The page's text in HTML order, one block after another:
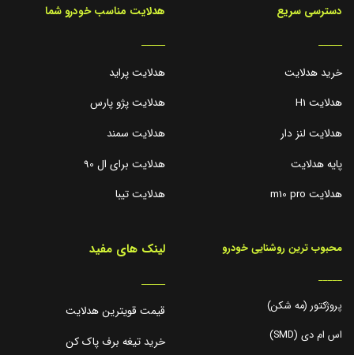
دسترسی سریع
_____
خرید هدلایت
هدلایت H1
هدلایت لنز دار
پایه هدلایت
هدلایت m10 pro
هدلایت مناسب خودرو شما
_____
هدلایت پراید
هدلایت پژو پارس
هدلایت سمند
هدلایت برای ال 90
هدلایت تیبا
محبوب ترین روشنایی خودرو
_____
پروژکتور (مه شکن)
اس ام دی (SMD)
لینک های مفید
_____
قیمت قویترین هدلایت
خرید تیغه برف پاک کن